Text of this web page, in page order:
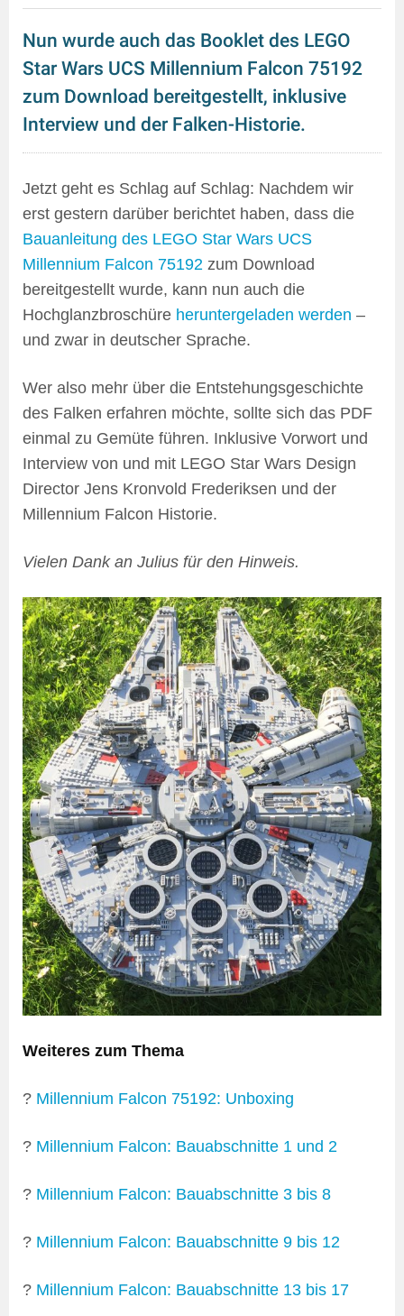
Nun wurde auch das Booklet des LEGO
Star Wars UCS Millennium Falcon 75192
zum Download bereitgestellt, inklusive
Interview und der Falken-Historie.
Jetzt geht es Schlag auf Schlag: Nachdem wir
erst gestern darüber berichtet haben, dass die
Bauanleitung des LEGO Star Wars UCS
Millennium Falcon 75192 zum Download
bereitgestellt wurde, kann nun auch die
Hochglanzbroschüre heruntergeladen werden –
und zwar in deutscher Sprache.
Wer also mehr über die Entstehungsgeschichte
des Falken erfahren möchte, sollte sich das PDF
einmal zu Gemüte führen. Inklusive Vorwort und
Interview von und mit LEGO Star Wars Design
Director Jens Kronvold Frederiksen und der
Millennium Falcon Historie.
Vielen Dank an Julius für den Hinweis.
Weiteres zum Thema
? Millennium Falcon 75192: Unboxing
? Millennium Falcon: Bauabschnitte 1 und 2
? Millennium Falcon: Bauabschnitte 3 bis 8
? Millennium Falcon: Bauabschnitte 9 bis 12
? Millennium Falcon: Bauabschnitte 13 bis 17